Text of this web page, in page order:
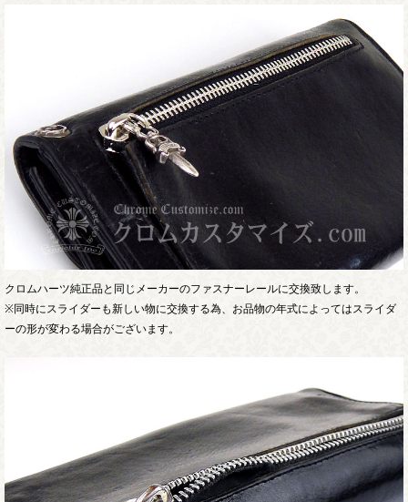
クロムハーツ純正品と同じメーカーのファスナーレールに交換致します。
※同時にスライダーも新しい物に交換する為、お品物の年式によってはスライダ
ーの形が変わる場合がございます。